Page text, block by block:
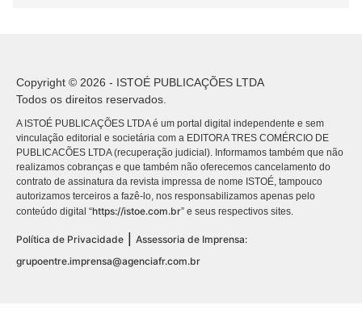
Copyright © 2026 - ISTOÉ PUBLICAÇÕES LTDA
Todos os direitos reservados.
A ISTOÉ PUBLICAÇÕES LTDA é um portal digital independente e sem
vinculação editorial e societária com a EDITORA TRES COMÉRCIO DE
PUBLICACÕES LTDA (recuperação judicial). Informamos também que não
realizamos cobranças e que também não oferecemos cancelamento do
contrato de assinatura da revista impressa de nome ISTOÉ, tampouco
autorizamos terceiros a fazê-lo, nos responsabilizamos apenas pelo
conteúdo digital “https://istoe.com.br” e seus respectivos sites.
Política de Privacidade
Assessoria de Imprensa:
grupoentre.imprensa@agenciafr.com.br